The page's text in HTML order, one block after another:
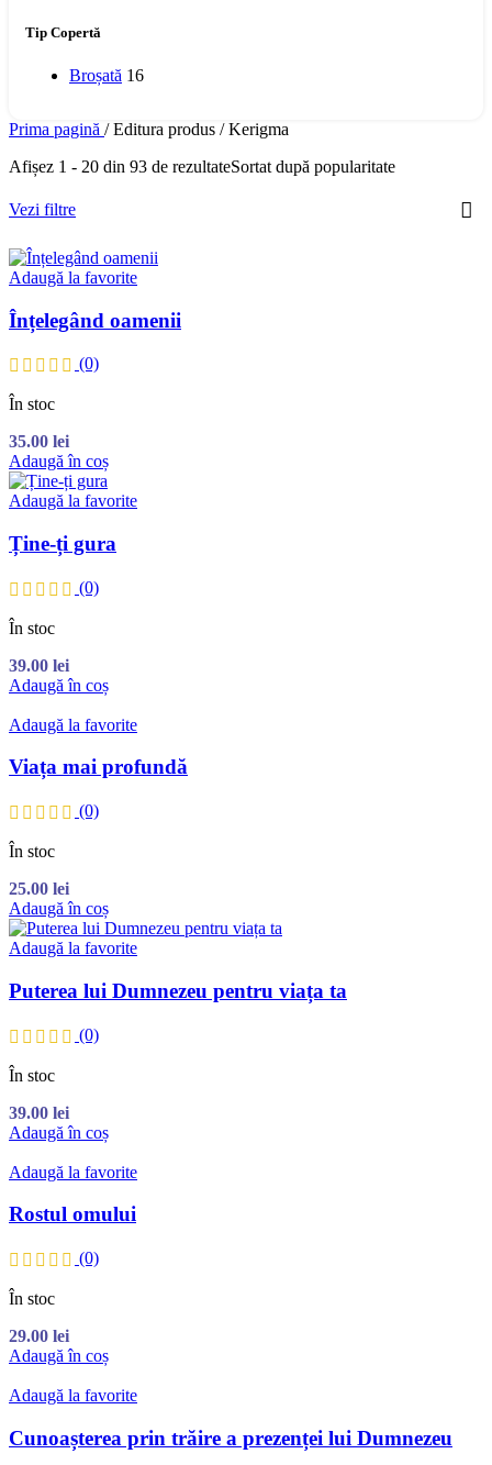
Tip Copertă
Broșată 16
Prima pagină / Editura produs / Kerigma
Afișez 1 - 20 din 93 de rezultateSortat după popularitate
Vezi filtre
Adaugă la favorite
Înțelegând oamenii
(0)
În stoc
35.00 lei
Adaugă în coș
Adaugă la favorite
Ține-ți gura
(0)
În stoc
39.00 lei
Adaugă în coș
Adaugă la favorite
Viața mai profundă
(0)
În stoc
25.00 lei
Adaugă în coș
Adaugă la favorite
Puterea lui Dumnezeu pentru viața ta
(0)
În stoc
39.00 lei
Adaugă în coș
Adaugă la favorite
Rostul omului
(0)
În stoc
29.00 lei
Adaugă în coș
Adaugă la favorite
Cunoașterea prin trăire a prezenței lui Dumnezeu